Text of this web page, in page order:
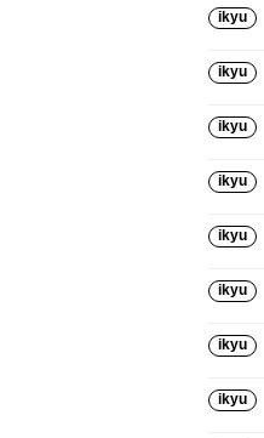
ikyu
ikyu
ikyu
ikyu
ikyu
ikyu
ikyu
ikyu